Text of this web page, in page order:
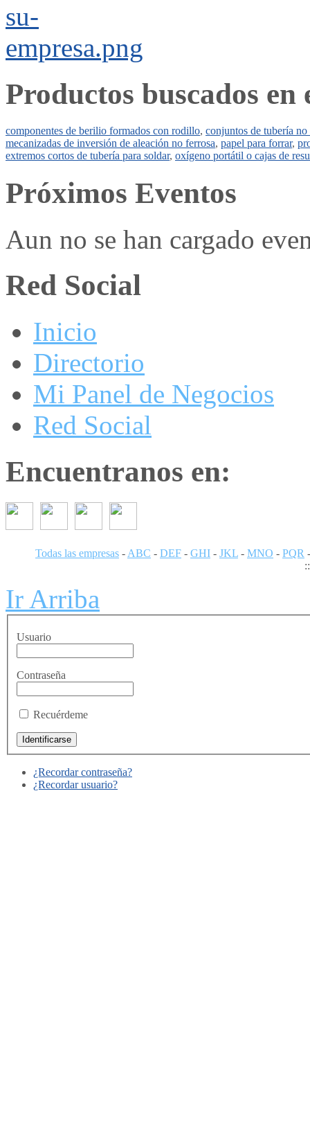
Productos buscados en
componentes de berilio formados con rodillo, conjuntos de tubería
mecanizadas de inversión de aleación no ferrosa, papel para forrar,
extremos cortos de tubería para soldar, oxígeno portátil o cajas de
Próximos Eventos
Aun no se han cargado
Red Social
Inicio
Directorio
Mi Panel de Negocios
Red Social
Encuentranos en:
Todas las empresas - ABC - DEF - GHI - JKL - MNO - PQR
Ir Arriba
Usuario
Contraseña
Recuérdeme
¿Recordar contraseña?
¿Recordar usuario?